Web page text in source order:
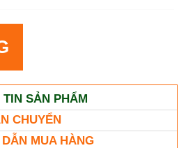
TIN SẢN PHẨM
CHUYỂN
MUA HÀNG